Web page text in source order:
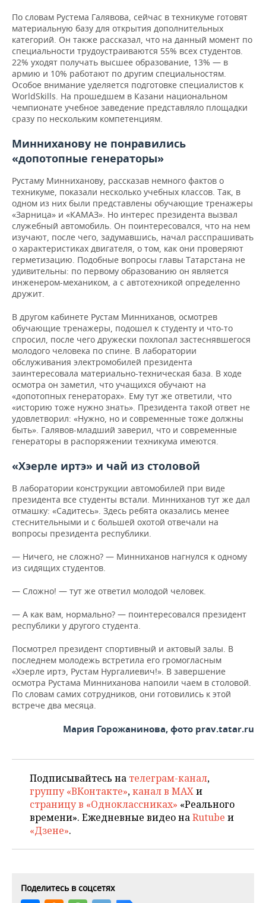
По словам Рустема Галявова, сейчас в техникуме готовят
материальную базу для открытия дополнительных
категорий. Он также рассказал, что на данный момент по
специальности трудоустраиваются 55% всех студентов.
22% уходят получать высшее образование, 13% — в
армию и 10% работают по другим специальностям.
Особое внимание уделяется подготовке специалистов к
WorldSkills. На прошедшем в Казани национальном
чемпионате учебное заведение представляло площадки
сразу по нескольким компетенциям.
Минниханову не понравились
«допотопные генераторы»
Рустаму Минниханову, рассказав немного фактов о
техникуме, показали несколько учебных классов. Так, в
одном из них были представлены обучающие тренажеры
«Зарница» и «КАМАЗ». Но интерес президента вызвал
служебный автомобиль. Он поинтересовался, что на нем
изучают, после чего, задумавшись, начал расспрашивать
о характеристиках двигателя, о том, как они проверяют
герметизацию. Подобные вопросы главы Татарстана не
удивительны: по первому образованию он является
инженером-механиком, а с автотехникой определенно
дружит.
В другом кабинете Рустам Минниханов, осмотрев
обучающие тренажеры, подошел к студенту и что-то
спросил, после чего дружески похлопал застеснявшегося
молодого человека по спине. В лаборатории
обслуживания электромобилей президента
заинтересовала материально-техническая база. В ходе
осмотра он заметил, что учащихся обучают на
«допотопных генераторах». Ему тут же ответили, что
«историю тоже нужно знать». Президента такой ответ не
удовлетворил: «Нужно, но и современные тоже должны
быть». Галявов-младший заверил, что и современные
генераторы в распоряжении техникума имеются.
«Хэерле иртэ» и чай из столовой
В лаборатории конструкции автомобилей при виде
президента все студенты встали. Минниханов тут же дал
отмашку: «Садитесь». Здесь ребята оказались менее
стеснительными и с большей охотой отвечали на
вопросы президента республики.
— Ничего, не сложно? — Минниханов нагнулся к одному
из сидящих студентов.
— Сложно! — тут же ответил молодой человек.
— А как вам, нормально? — поинтересовался президент
республики у другого студента.
Посмотрел президент спортивный и актовый залы. В
последнем молодежь встретила его громогласным
«Хэерле иртэ, Рустам Нургалиевич!». В завершение
осмотра Рустама Минниханова напоили чаем в столовой.
По словам самих сотрудников, они готовились к этой
встрече два месяца.
Мария Горожанинова, фото prav.tatar.ru
Подписывайтесь на телеграм-канал,
группу «ВКонтакте»,канал в MAXи
страницу в «Одноклассниках» «Реального
времени». Ежедневные видео наRutube и
«Дзене».
Поделитесь в соцсетях